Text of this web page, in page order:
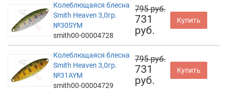
Колеблющаяся блесна
Smith Heaven 3,0гр.
№30SYM
smith00-00004728
795 руб.
731
руб.
Купить
Колеблющаяся блесна
Smith Heaven 3,0гр.
№31AYM
smith00-00004729
795 руб.
731
руб.
Купить